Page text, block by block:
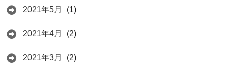
2021年5月 (1)
2021年4月 (2)
2021年3月 (2)